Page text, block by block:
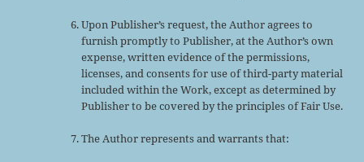
Upon Publisher’s request, the Author agrees to
furnish promptly to Publisher, at the Author’s own
expense, written evidence of the permissions,
licenses, and consents for use of third-party material
included within the Work, except as determined by
Publisher to be covered by the principles of Fair Use.
The Author represents and warrants that: